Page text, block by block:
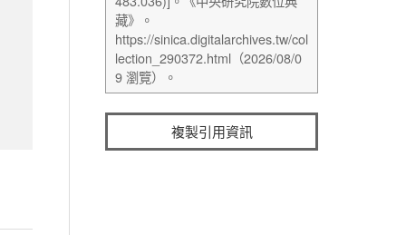
複製引用資訊